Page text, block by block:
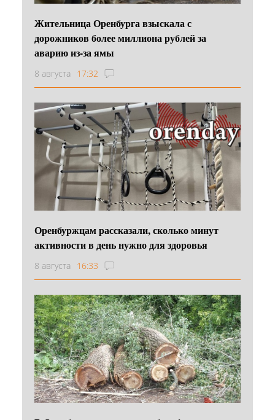
Жительница Оренбурга взыскала с
дорожников более миллиона рублей за
аварию из-за ямы
8 августа 17:32
Оренбуржцам рассказали, сколько минут
активности в день нужно для здоровья
8 августа 16:33